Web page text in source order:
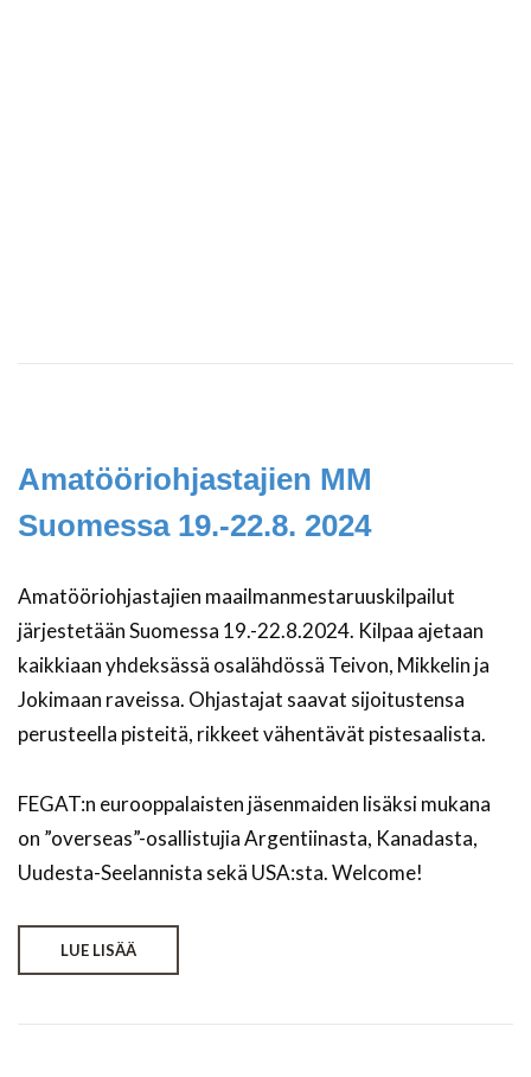
Amatööriohjastajien MM
Suomessa 19.-22.8. 2024
Amatööriohjastajien maailmanmestaruuskilpailut
järjestetään Suomessa 19.-22.8.2024. Kilpaa ajetaan
kaikkiaan yhdeksässä osalähdössä Teivon, Mikkelin ja
Jokimaan raveissa. Ohjastajat saavat sijoitustensa
perusteella pisteitä, rikkeet vähentävät pistesaalista.
FEGAT:n eurooppalaisten jäsenmaiden lisäksi mukana
on ”overseas”-osallistujia Argentiinasta, Kanadasta,
Uudesta-Seelannista sekä USA:sta. Welcome!
LUE LISÄÄ